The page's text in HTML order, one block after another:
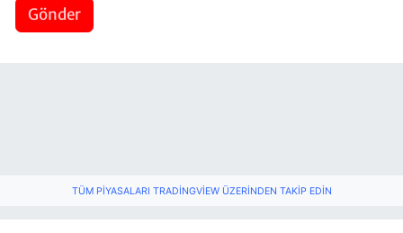
Gönder
TÜM PIYASALARI TRADINGVIEW ÜZERINDEN TAKIP EDIN